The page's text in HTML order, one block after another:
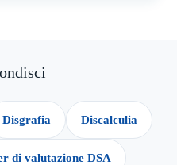
Disgrafia Discalculia
di valutazione DSA